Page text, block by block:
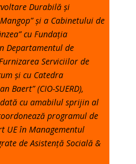
Durabilă și
și a Cabinetului de
cu Fundația
Departamentul de
Serviciilor de
și cu Catedra
Baert” (CIO-SUERD),
cu amabilul sprijin al
programul de
UE în Managementul
de Asistență Socială &